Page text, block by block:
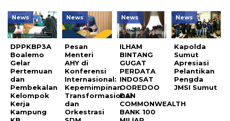
News
DPPKBP3A
Boalemo
Gelar
Pertemuan
dan
Pembekalan
Kelompok
Kerja
Kampung
News
Pesan
Menteri
AHY di
Konferensi
Internasional:
Kepemimpinan
Transformasional
dan
Orkestrasi
News
ILHAM
BINTANG
GUGAT
PERDATA
INDOSAT
OOREDOO
DAN
COMMONWEALTH
BANK 100
News
Kapolda
Sumut
Apresiasi
Pelantikan
Pengda
JMSI Sumut